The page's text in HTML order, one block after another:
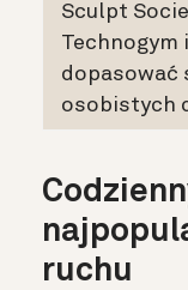
Sculpt
Technogym
dopasować
osobistych
ruchu